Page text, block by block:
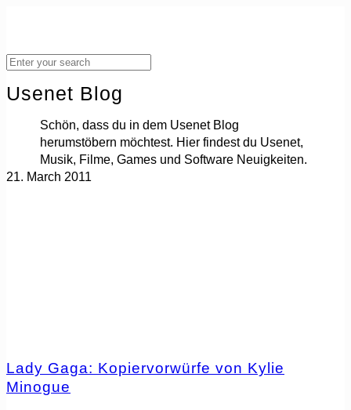
Usenet Blog
Schön, dass du in dem Usenet Blog
herumstöbern möchtest. Hier findest du Usenet,
Musik, Filme, Games und Software Neuigkeiten.
21. March 2011
Lady Gaga: Kopiervorwürfe von Kylie
Minogue